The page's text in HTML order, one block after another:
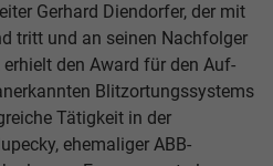
Gerhard Diendorfer, der mit
tritt und an seinen Nachfolger
den Award für den Auf-
Blitzortungssystems
Tätigkeit in der
ehemaliger ABB-